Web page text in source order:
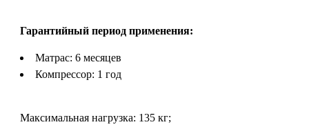
Гарантийный период применения:
Матрас: 6 месяцев
Компрессор: 1 год
Максимальная нагрузка: 135 кг;